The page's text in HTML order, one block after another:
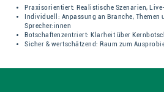
Praxisorientiert: Realistische Szenarien,
Individuell: Anpassung an Branche, Themen
Sprecher:innen
Botschaftenzentriert: Klarheit über
Sicher & wertschätzend: Raum zum